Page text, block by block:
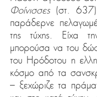
Φοίνισσες(στ. 637)
παράδερνε
της τύχης. Είχα
μπορούσα να του
του Ηρόδοτου η
κόσμο από τα
– ξεχώριζε τα